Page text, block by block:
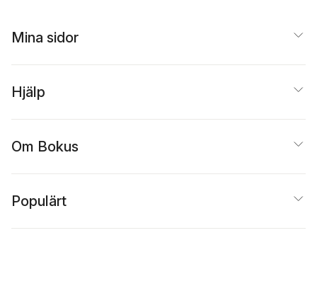
Mina sidor
Hjälp
Om Bokus
Populärt